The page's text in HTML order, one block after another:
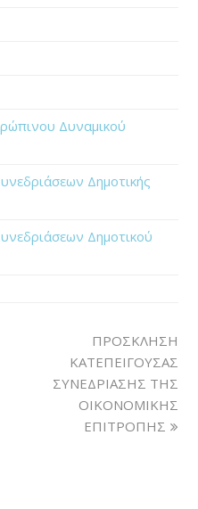
Δυναμικού
Δημοτικής
Δημοτικού
ΠΡΟΣΚΛΗΣΗ
ΚΑΤΕΠΕΙΓΟΥΣΑΣ
ΣΥΝΕΔΡΙΑΣΗΣ ΤΗΣ
ΟΙΚΟΝΟΜΙΚΗΣ
ΕΠΙΤΡΟΠΗΣ